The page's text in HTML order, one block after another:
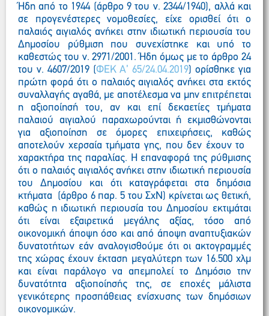
Ήδη από το 1944 (άρθρο 9 του ν. 2344/1940), αλλά και
σε προγενέστερες νομοθεσίες, είχε ορισθεί ότι ο
παλαιός αιγιαλός ανήκει στην ιδιωτική περιουσία του
Δημοσίου ρύθμιση που συνεχίστηκε και υπό το
καθεστώς του ν. 2971/2001. Ήδη όμως με το άρθρο 24
του ν. 4607/2019 (ΦΕΚ Α’ 65/24.04.2019) ορίσθηκε για
πρώτη φορά ότι ο παλαιός αιγιαλός ανήκει στα εκτός
συναλλαγής αγαθά, με αποτέλεσμα να μην επιτρέπεται
η αξιοποίησή του, αν και επί δεκαετίες τμήματα
παλαιού αιγιαλού παραχωρούνται ή εκμισθώνονται
για αξιοποίηση σε όμορες επιχειρήσεις, καθώς
αποτελούν χερσαία τμήματα γης, που δεν έχουν το
χαρακτήρα της παραλίας. Η επαναφορά της ρύθμισης
ότι ο παλαιός αιγιαλός ανήκει στην ιδιωτική περιουσία
του Δημοσίου και ότι καταγράφεται στα δημόσια
κτήματα (άρθρο 6 παρ. 5 του ΣχΝ) κρίνεται ως θετική,
καθώς η ιδιωτική περιουσία του Δημοσίου εκτιμάται
ότι είναι εξαιρετικά μεγάλης αξίας, τόσο από
οικονομική άποψη όσο και από άποψη αναπτυξιακών
δυνατοτήτων εάν αναλογισθούμε ότι οι ακτογραμμές
της χώρας έχουν έκταση μεγαλύτερη των 16.500 χλμ
και είναι παράλογο να απεμπολεί το Δημόσιο την
δυνατότητα αξιοποίησής της, σε εποχές μάλιστα
γενικότερης προσπάθειας ενίσχυσης των δημόσιων
οικονομικών.